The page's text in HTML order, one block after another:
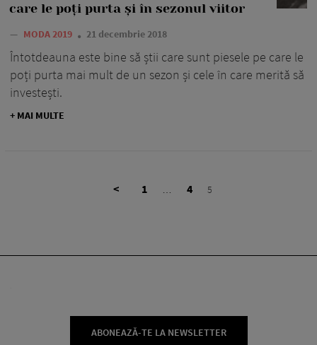
care le poți purta și în sezonul viitor
— MODA 2019 21 decembrie 2018
Întotdeauna este bine să știi care sunt piesele pe care le
poți purta mai mult de un sezon și cele în care merită să
investești.
+ MAI MULTE
< 1 4 5
ABONEAZĂ-TE LA NEWSLETTER